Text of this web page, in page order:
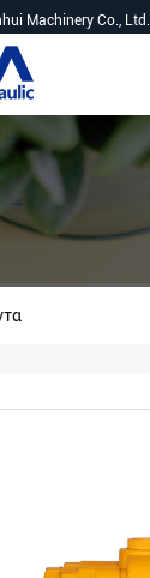
Machinery Co., Ltd.